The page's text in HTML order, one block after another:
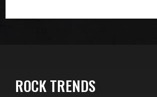
ROCK TRENDS